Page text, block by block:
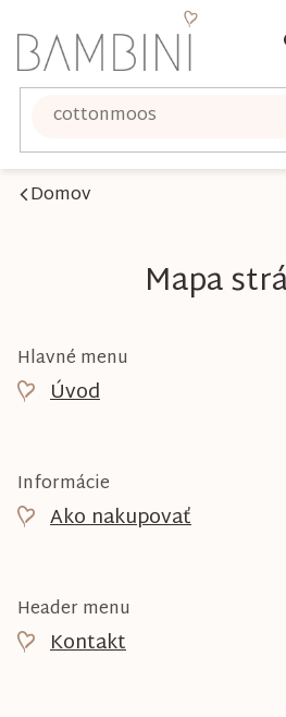
na
obsah
Domov
Mapa
Hlavné menu
Úvod
Informácie
Ako nakupovať
Header menu
Kontakt